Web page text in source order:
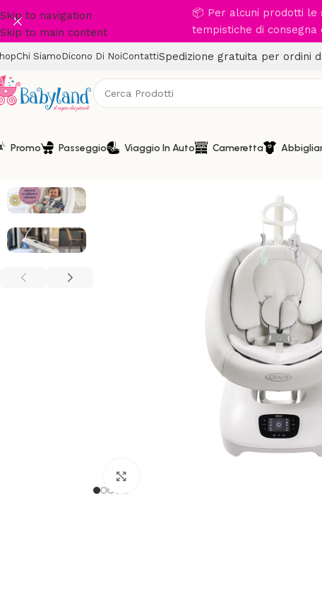
Skip to navigation
Skip to main content
📦 Per alcuni prodotti le
tempistiche di
Chi Siamo Dicono Di NoiContattiSpedizione gratuita per ordini
Promo Passeggio Viaggio In Auto Cameretta